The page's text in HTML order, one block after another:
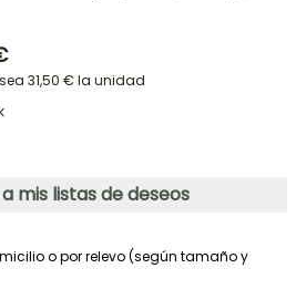
31,50 € la unidad
mis listas de deseos
o por relevo (según tamaño y